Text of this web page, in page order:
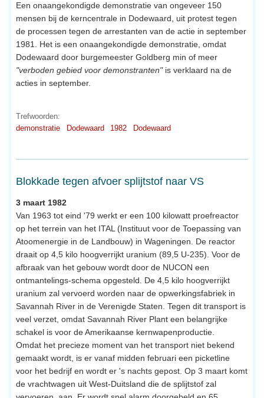
Een onaangekondigde demonstratie van ongeveer 150
mensen bij de kerncentrale in Dodewaard, uit protest tegen
de processen tegen de arrestanten van de actie in september
1981. Het is een onaangekondigde demonstratie, omdat
Dodewaard door burgemeester Goldberg min of meer
"verboden gebied voor demonstranten"is verklaard na de
acties in september.
Trefwoorden:
demonstratie
Dodewaard 1982 Dodewaard
Blokkade tegen afvoer splijtstof naar VS
3 maart 1982
Van 1963 tot eind '79 werkt er een 100 kilowatt proefreactor
op het terrein van het ITAL (Instituut voor de Toepassing van
Atoomenergie in de Landbouw) in Wageningen. De reactor
draait op 4,5 kilo hoogverrijkt uranium (89,5 U-235). Voor de
afbraak van het gebouw wordt door de NUCON een
ontmantelings-schema opgesteld. De 4,5 kilo hoogverrijkt
uranium zal vervoerd worden naar de opwerkingsfabriek in
Savannah River in de Verenigde Staten. Tegen dit transport is
veel verzet, omdat Savannah River Plant een belangrijke
schakel is voor de Amerikaanse kernwapenproductie.
Omdat het precieze moment van het transport niet bekend
gemaakt wordt, is er vanaf midden februari een picketline
voor het bedrijf en wordt er 's nachts gepost. Op 3 maart komt
de vrachtwagen uit West-Duitsland die de splijtstof zal